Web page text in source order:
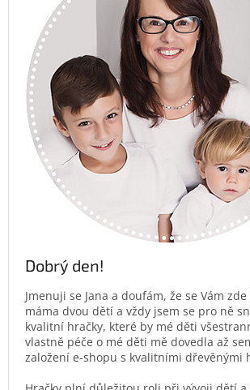
Dobrý den!
Jmenuji se Jana a doufám, že se Vám zde
máma dvou dětí a vždy jsem se pro ně
kvalitní hračky, které by mé děti
vlastně péče o mé děti mě dovedla až
založení e-shopu s kvalitními dřevěnými